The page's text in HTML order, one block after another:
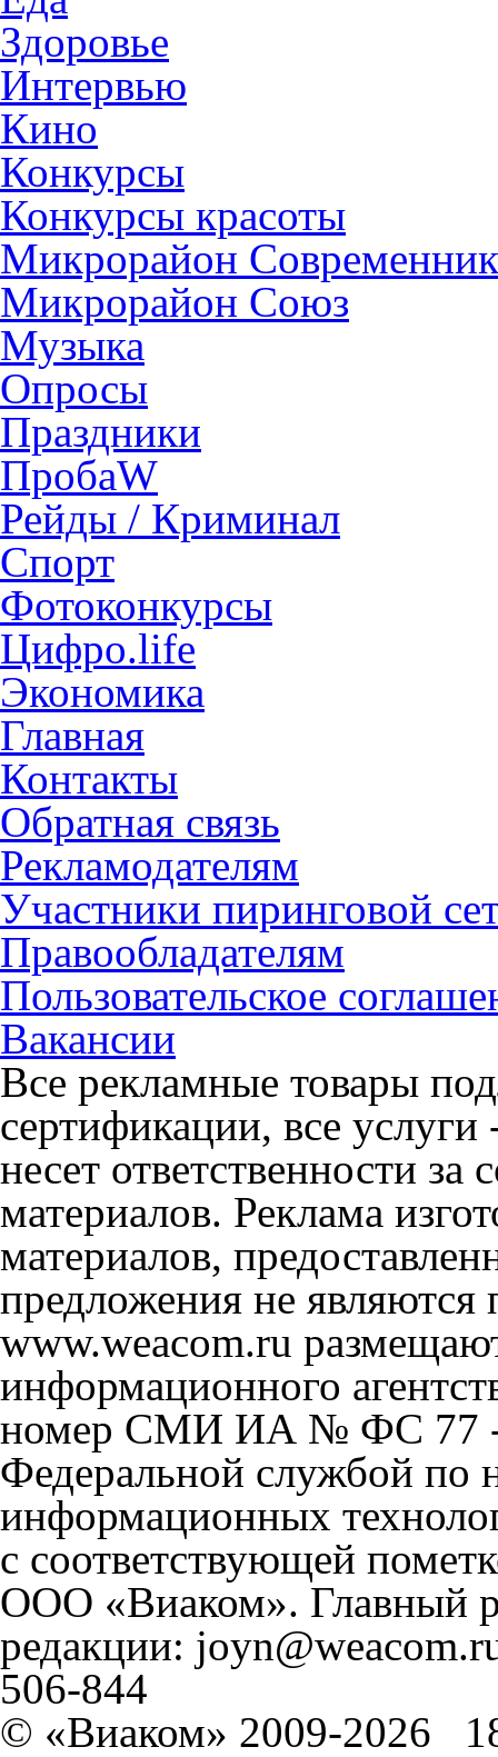
Здоровье
Интервью
Кино
Конкурсы
Конкурсы красоты
Микрорайон Современник
Микрорайон Союз
Музыка
Опросы
Праздники
ПробаW
Рейды / Криминал
Спорт
Фотоконкурсы
Цифро.life
Экономика
Главная
Контакты
Обратная связь
Рекламодателям
Участники пиринговой
Правообладателям
Пользовательское
Вакансии
Все рекламные товары
сертификации, все
несет ответственности
материалов. Реклама
материалов,
предложения не
www.weacom.ru
информационного
номер СМИ ИА № ФС 77 -
Федеральной службой по
информационных
с соответствующей
ООО «Виаком». Главный
редакции:
506-844
© «Виаком» 2009-2026